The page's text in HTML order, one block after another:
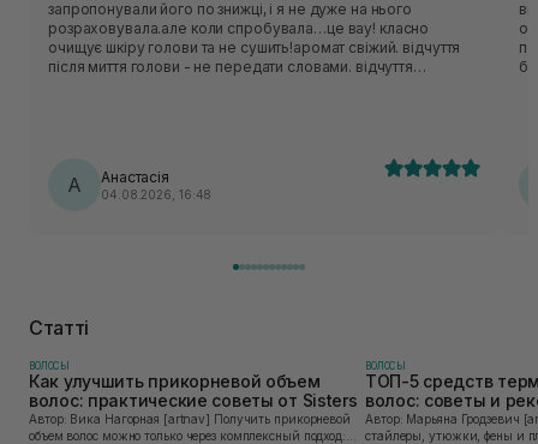
запропонували його по знижці, і я не дуже на нього
розраховувала.але коли спробувала…це вау! класно
очищує шкіру голови та не сушить!аромат свіжий. відчуття
після миття голови - не передати словами. відчуття
А Анастасія
04.08.2026, 16:48
Статті
ВОЛОСЫ
Как улучшить прикорневой объем
волос: практические советы от Sisters
Автор: Вика Нагорная [artnav] Получить прикорневой
объем волос можно только через комплексный подход:
ВОЛОСЫ
ТОП-5 средств
волос: советы и
Sisters
Автор: Марьяна Гродзевич [artnav] Современные
стайлеры, утюжки, фены и